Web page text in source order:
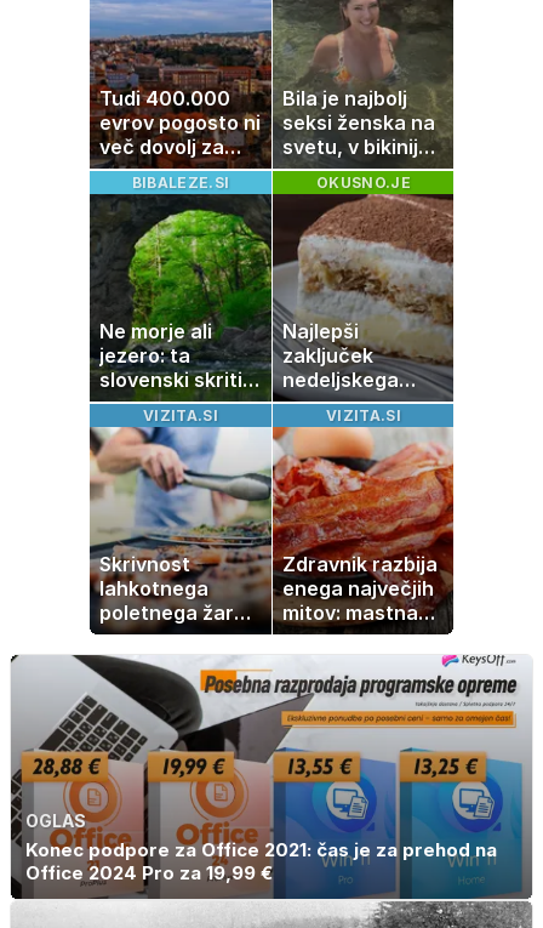
Tudi 400.000
evrov pogosto ni
več dovolj za
nakup
stanovanja
Bila je najbolj
seksi ženska na
svetu, v bikiniju
znova navdušila
BIBALEZE.SI
Ne morje ali
jezero: ta
slovenski skriti
raj je kot
ustvarjen za
družinski izlet
OKUSNO.JE
Najlepši
zaključek
nedeljskega
kosila: 8 sladic
brez peke, ki se
jih vsi veselijo
VIZITA.SI
Skrivnost
lahkotnega
poletnega žara,
po katerem ne
boste
potrebovali
popoldanskega
spanca
VIZITA.SI
Zdravnik razbija
enega največjih
mitov: mastna
jetra ne
nastanejo zaradi
slanine, temveč
zaradi živila, ki
ga imamo vsi
radi
OGLAS
Konec podpore za Office 2021: čas je za prehod na
Office 2024 Pro za 19,99 €